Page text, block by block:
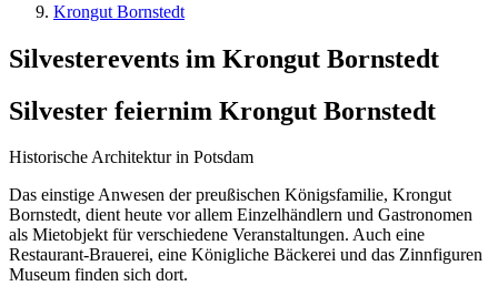
Krongut Bornstedt
Silvesterevents im Krongut Bornstedt
Silvester feiernim Krongut Bornstedt
Historische Architektur in Potsdam
Das einstige Anwesen der preußischen Königsfamilie, Krongut
Bornstedt, dient heute vor allem Einzelhändlern und Gastronomen
als Mietobjekt für verschiedene Veranstaltungen. Auch eine
Restaurant-Brauerei, eine Königliche Bäckerei und das Zinnfiguren
Museum finden sich dort.